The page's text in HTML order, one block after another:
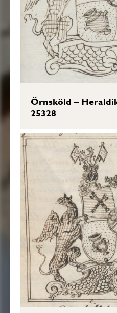
Örnsköld –
25328